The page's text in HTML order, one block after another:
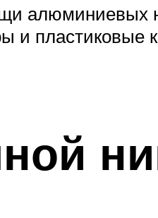
и пластиковые